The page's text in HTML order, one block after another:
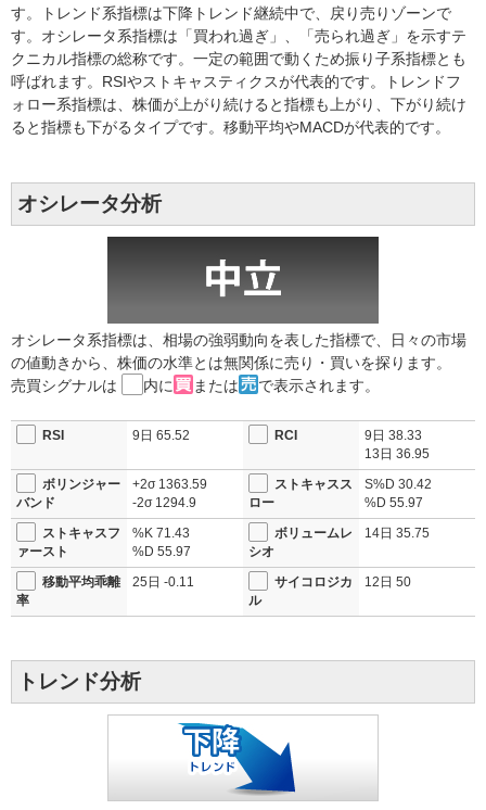
す。トレンド系指標は下降トレンド継続中で、戻り売りゾーンで
す。オシレータ系指標は「買われ過ぎ」、「売られ過ぎ」を示すテ
クニカル指標の総称です。一定の範囲で動くため振り子系指標とも
呼ばれます。RSIやストキャスティクスが代表的です。トレンドフ
ォロー系指標は、株価が上がり続けると指標も上がり、下がり続け
ると指標も下がるタイプです。移動平均やMACDが代表的です。
オシレータ分析
オシレータ系指標は、相場の強弱動向を表した指標で、日々の市場
の値動きから、株価の水準とは無関係に売り・買いを探ります。
売買シグナルは
内に または で表示されます。
RSI 9日 65.52 RCI 9日 38.33
13日 36.95
ボリンジャー
バンド
+2σ 1363.59
-2σ 1294.9
ストキャスス
ロー
S%D 30.42
%D 55.97
ストキャスフ
ァースト
%K 71.43
%D 55.97
ボリュームレ
シオ
14日 35.75
移動平均乖離
率
25日 -0.11
サイコロジカ
ル
12日 50
トレンド分析